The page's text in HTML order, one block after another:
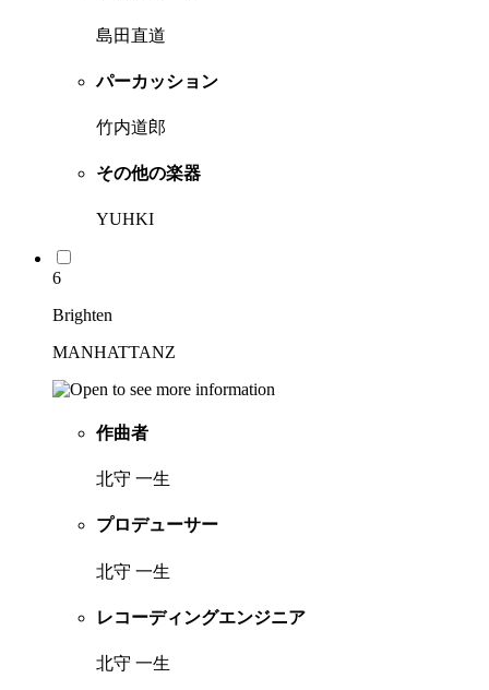
島田直道
パーカッション
竹内道郎
その他の楽器
YUHKI
6
Brighten
MANHATTANZ
作曲者
北守 一生
プロデューサー
北守 一生
レコーディングエンジニア
北守 一生